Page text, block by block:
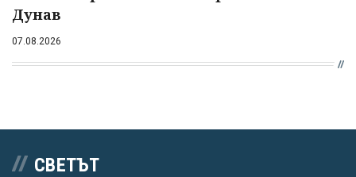
Дунав
07.08.2026
СВЕТЪТ